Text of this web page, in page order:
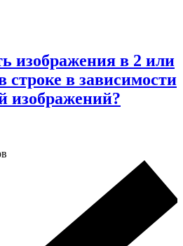
изображения в 2 или
строке в зависимости
изображений?